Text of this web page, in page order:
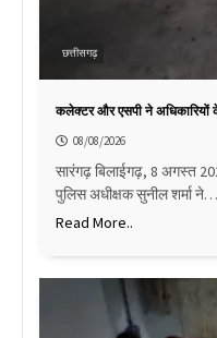
छत्तीसगढ़
कलेक्टर और एसपी ने अधिकारियों
08/08/2026
सारंगढ़ बिलाईगढ़, 8 अगस्त
पुलिस अधीक्षक सुनील शर्मा ने…
Read More..